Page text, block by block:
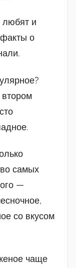
и
о
самых
—
со вкусом
чаще